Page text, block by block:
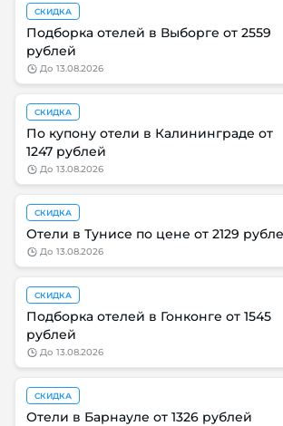
СКИДКА
Подборка отелей в Выборге от 2559
рублей
до 13.08.2026
СКИДКА
По купону отели в Калининграде от
1247 рублей
до 13.08.2026
СКИДКА
Отели в Тунисе по цене от 2129
до 13.08.2026
СКИДКА
Подборка отелей в Гонконге от 1545
рублей
до 13.08.2026
СКИДКА
Отели в Барнауле от 1326 рублей